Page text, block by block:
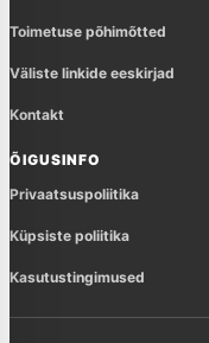
Toimetuse põhimõtted
Väliste linkide eeskirjad
Kontakt
ÕIGUSINFO
Privaatsuspoliitika
Küpsiste poliitika
Kasutustingimused